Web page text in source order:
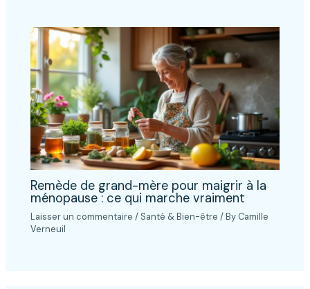
Remède de grand-mère pour maigrir à la
ménopause : ce qui marche vraiment
Laisser un commentaire / Santé & Bien-être / By Camille
Verneuil